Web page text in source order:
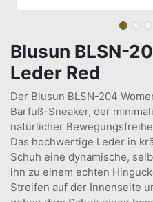
Blusun BLSN-
Leder Red
Der Blusun BLSN-204
Barfuß-Sneaker, der
natürlicher
Das hochwertige Leder in
Schuh eine dynamische,
ihn zu einem echten
Streifen auf der Innenseite